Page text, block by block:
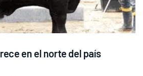
en el norte del país